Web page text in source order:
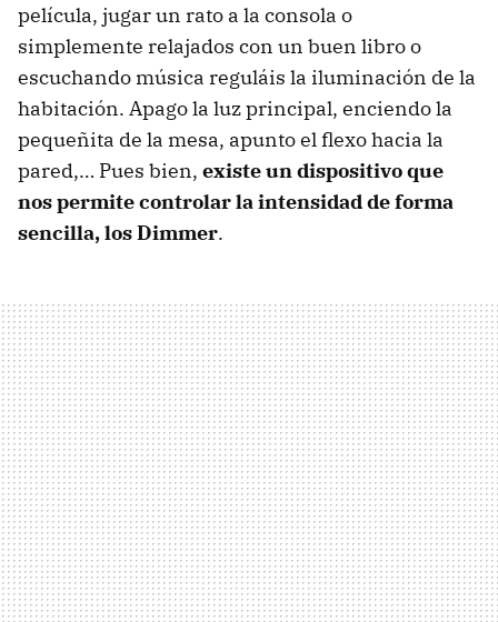
película, jugar un rato a la consola o
simplemente relajados con un buen libro o
escuchando música reguláis la iluminación de la
habitación. Apago la luz principal, enciendo la
pequeñita de la mesa, apunto el flexo hacia la
pared,… Pues bien, existe un dispositivo que
nos permite controlar la intensidad de forma
sencilla, los Dimmer.